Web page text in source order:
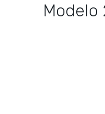
Modelo